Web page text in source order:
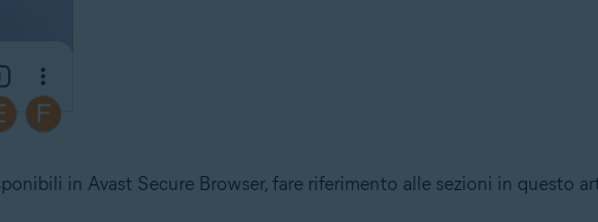
in Avast Secure Browser, fare riferimento alle sezioni in questo